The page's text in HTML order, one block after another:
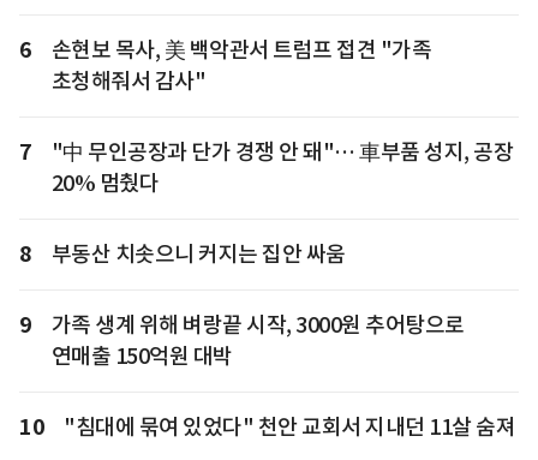
6
손현보 목사, 美 백악관서 트럼프 접견 "가족
초청해줘서 감사"
7
"中 무인공장과 단가 경쟁 안 돼"… 車부품 성지, 공장
20% 멈췄다
8 부동산 치솟으니 커지는 집안 싸움
9
가족 생계 위해 벼랑끝 시작, 3000원 추어탕으로
연매출 150억원 대박
10 "침대에 묶여 있었다" 천안 교회서 지내던 11살 숨져